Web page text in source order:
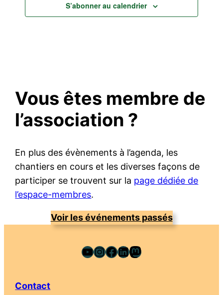
S’abonner au calendrier
Vous êtes membre de
l’association ?
En plus des évènements à l’agenda, les
chantiers en cours et les diverses façons de
participer se trouvent sur la page dédiée de
l’espace-membres.
Voir les événements passés
YouTube
Instagram
Facebook
LinkedIn
Mastodon
Contact